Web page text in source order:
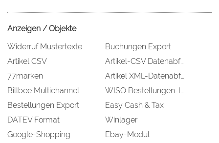
Anzeigen / Objekte
Widerruf Mustertexte
Buchungen Export
Artikel CSV
Artikel-CSV Datenabfolge
77marken
Artikel XML-Datenabfolge
Billbee Multichannel
WISO Bestellungen-Import
Bestellungen Export
Easy Cash & Tax
DATEV Format
Winlager
Google-Shopping
Ebay-Modul